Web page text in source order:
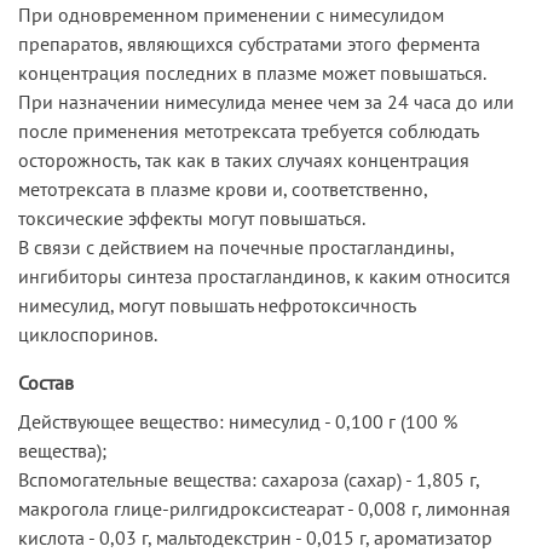
При одновременном применении с нимесулидом
препаратов, являющихся субстратами этого фермента
концентрация последних в плазме может повышаться.
При назначении нимесулида менее чем за 24 часа до или
после применения метотрексата требуется соблюдать
осторожность, так как в таких случаях концентрация
метотрексата в плазме крови и, соответственно,
токсические эффекты могут повышаться.
В связи с действием на почечные простагландины,
ингибиторы синтеза простагландинов, к каким относится
нимесулид, могут повышать нефротоксичность
циклоспоринов.
Состав
Действующее вещество: нимесулид - 0,100 г (100 %
вещества);
Вспомогательные вещества: сахароза (сахар) - 1,805 г,
макрогола глице-рилгидроксистеарат - 0,008 г, лимонная
кислота - 0,03 г, мальтодекстрин - 0,015 г, ароматизатор